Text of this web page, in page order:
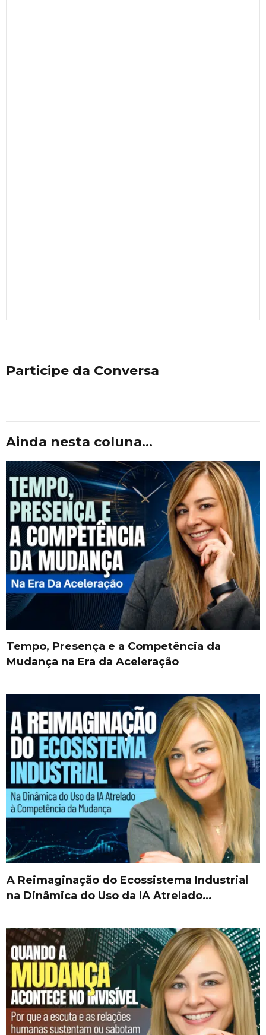
Participe da Conversa
Ainda nesta coluna...
Tempo, Presença e a Competência da
Mudança na Era da Aceleração
A Reimaginação do Ecossistema Industrial
na Dinâmica do Uso da IA Atrelado…